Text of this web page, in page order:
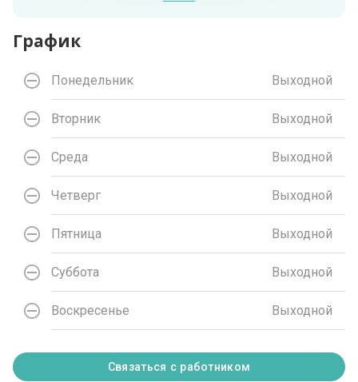
График
Понедельник Выходной
Вторник Выходной
Среда Выходной
Четверг Выходной
Пятница Выходной
Суббота Выходной
Воскресенье Выходной
Связаться с работником